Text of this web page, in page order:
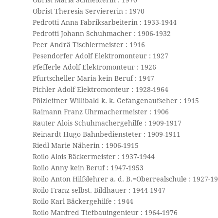
Obrist Theresia Serviererin : 1970
Pedrotti Anna Fabriksarbeiterin : 1933-1944
Pedrotti Johann Schuhmacher : 1906-1932
Peer Andrä Tischlermeister : 1916
Pesendorfer Adolf Elektromonteur : 1927
Pfefferle Adolf Elektromonteur : 1926
Pfurtscheller Maria kein Beruf : 1947
Pichler Adolf Elektromonteur : 1928-1964
Pölzleitner Willibald k. k. Gefangenaufseher : 1915
Raimann Franz Uhrmachermeister : 1906
Rauter Alois Schuhmachergehilfe : 1909-1917
Reinardt Hugo Bahnbediensteter : 1909-1911
Riedl Marie Näherin : 1906-1915
Roilo Alois Bäckermeister : 1937-1944
Roilo Anny kein Beruf : 1947-1953
Roilo Anton Hilfslehrer a. d. B.=Oberrealschule : 1927-
Roilo Franz selbst. Bildhauer : 1944-1947
Roilo Karl Bäckergehilfe : 1944
Roilo Manfred Tiefbauingenieur : 1964-1976